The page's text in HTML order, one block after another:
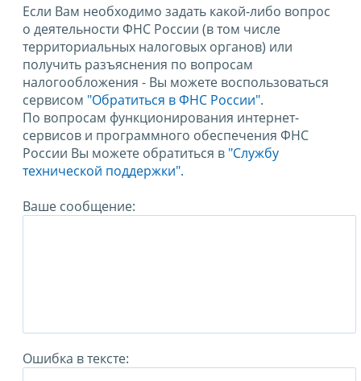
Если Вам необходимо задать какой-либо вопрос
о деятельности ФНС России (в том числе
территориальных налоговых органов) или
получить разъяснения по вопросам
налогообложения - Вы можете воспользоваться
сервисом "Обратиться в ФНС России".
По вопросам функционирования интернет-
сервисов и программного обеспечения ФНС
России Вы можете обратиться в "Службу
технической поддержки".
Ваше сообщение:
Ошибка в тексте: